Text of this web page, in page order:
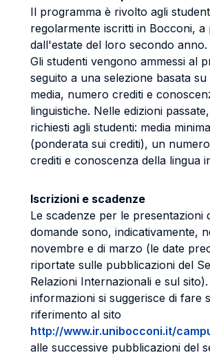
Il programma è rivolto agli
regolarmente iscritti in Bocconi, a
dall'estate del loro secondo anno.
Gli studenti vengono ammessi al
seguito a una selezione basata su
media, numero crediti e
linguistiche. Nelle edizioni
richiesti agli studenti: media
(ponderata sui crediti), un
crediti e conoscenza della lingua
Iscrizioni e scadenze
Le scadenze per le presentazioni
domande sono, indicativamente,
novembre e di marzo (le date
riportate sulle pubblicazioni del
Relazioni Internazionali e sul
informazioni si suggerisce di fare
riferimento al sito
http://www.ir.unibocconi.it/
alle successive pubblicazioni del